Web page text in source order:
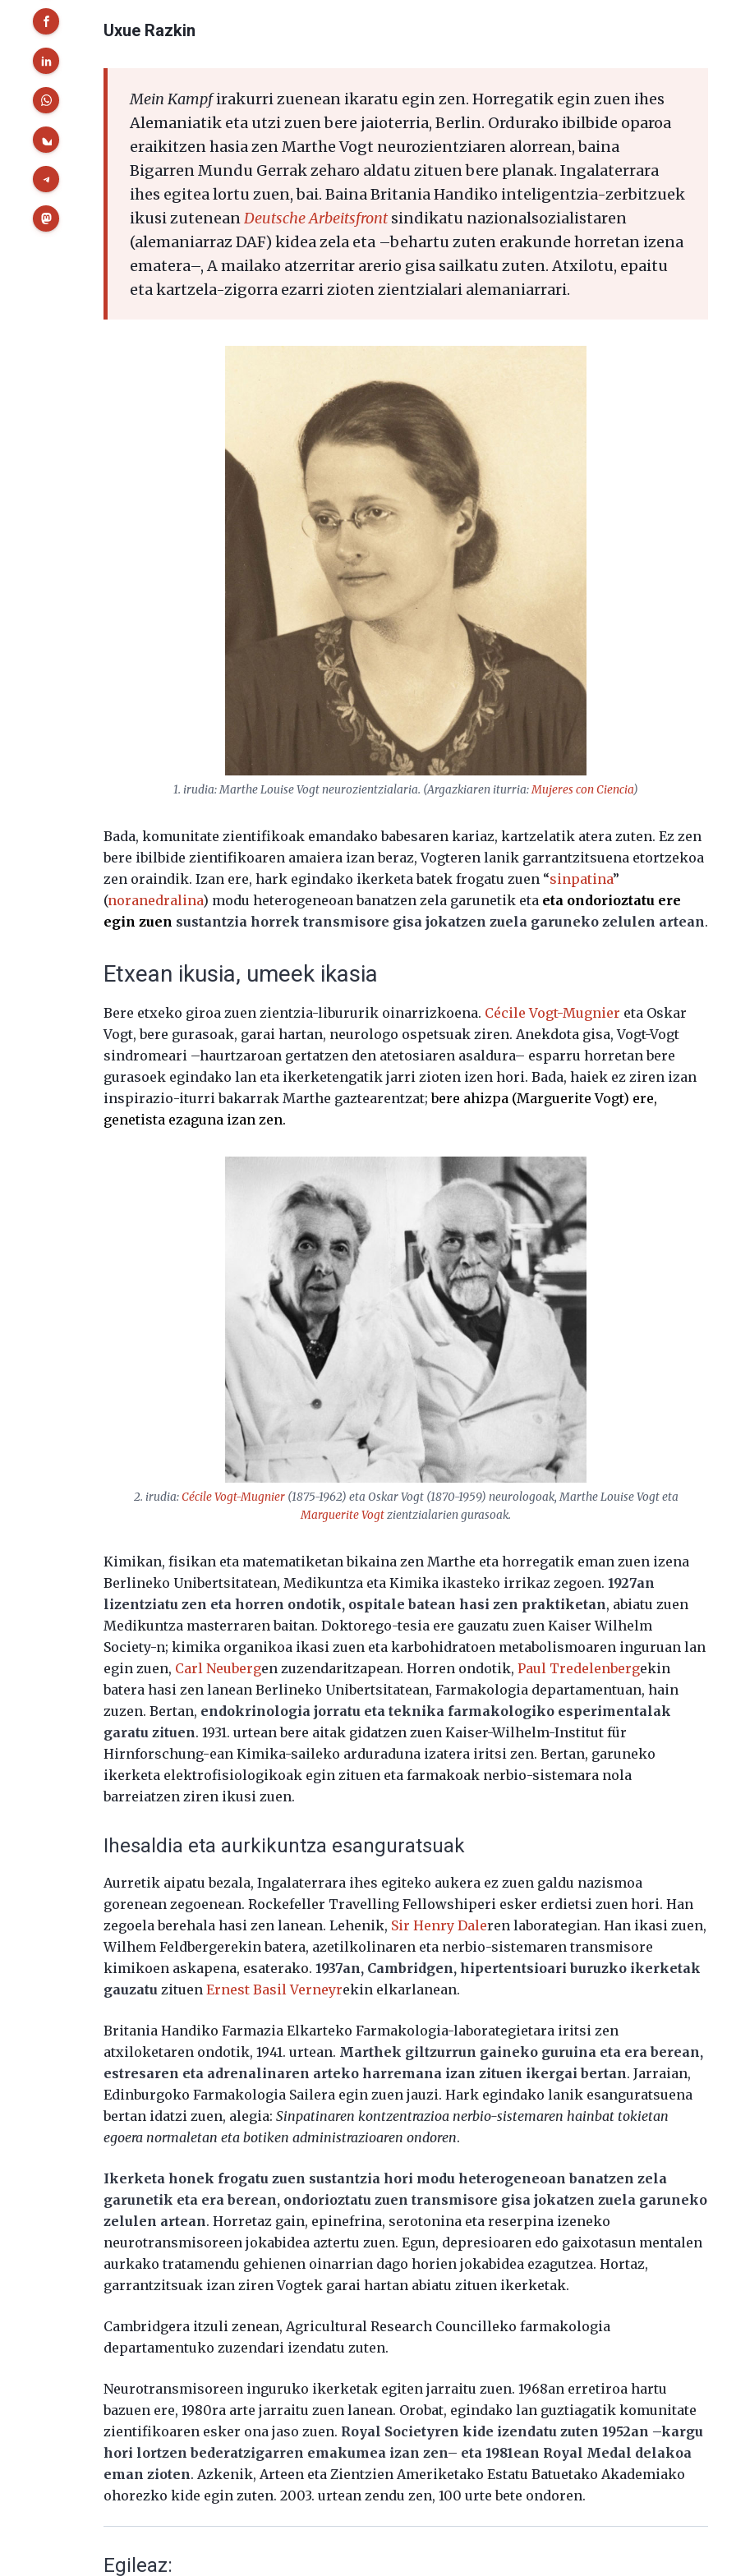
Uxue Razkin
Mein Kampfirakurri zuenean ikaratu egin zen. Horregatik egin zuen ihes
Alemaniatik eta utzi zuen bere jaioterria, Berlin. Ordurako ibilbide oparoa
eraikitzen hasia zen Marthe Vogt neurozientziaren alorrean, baina
Bigarren Mundu Gerrak zeharo aldatu zituen bere planak. Ingalaterrara
ihes egitea lortu zuen, bai. Baina Britania Handiko inteligentzia-zerbitzuek
ikusi zutenean Deutsche Arbeitsfrontsindikatu nazionalsozialistaren
(alemaniarraz DAF) kidea zela eta –behartu zuten erakunde horretan izena
ematera–, A mailako atzerritar arerio gisa sailkatu zuten. Atxilotu, epaitu
eta kartzela-zigorra ezarri zioten zientzialari alemaniarrari.
1. irudia: Marthe Louise Vogt neurozientzialaria. (Argazkiaren iturria:Mujeres con Ciencia)
Bada, komunitate zientifikoak emandako babesaren kariaz, kartzelatik atera zuten. Ez zen
bere ibilbide zientifikoaren amaiera izan beraz, Vogteren lanik garrantzitsuena etortzekoa
zen oraindik. Izan ere, hark egindako ikerketa batek frogatu zuen “sinpatina”
(noranedralina) modu heterogeneoan banatzen zela garunetik eta eta ondorioztatu ere
egin zuen sustantzia horrek transmisore gisa jokatzen zuela garuneko zelulen artean.
Etxean ikusia, umeek ikasia
Bere etxeko giroa zuen zientzia-libururik oinarrizkoena. Cécile Vogt-Mugnier eta Oskar
Vogt, bere gurasoak, garai hartan, neurologo ospetsuak ziren. Anekdota gisa, Vogt-Vogt
sindromeari –haurtzaroan gertatzen den atetosiaren asaldura– esparru horretan bere
gurasoek egindako lan eta ikerketengatik jarri zioten izen hori. Bada, haiek ez ziren izan
inspirazio-iturri bakarrak Marthe gaztearentzat;bere ahizpa (Marguerite Vogt) ere,
genetista ezaguna izan zen.
2. irudia:Cécile Vogt-Mugnier(1875-1962) eta Oskar Vogt (1870-1959) neurologoak, Marthe Louise Vogt eta
Marguerite Vogtzientzialarien gurasoak.
Kimikan, fisikan eta matematiketan bikaina zen Marthe eta horregatik eman zuen izena
Berlineko Unibertsitatean, Medikuntza eta Kimika ikasteko irrikaz zegoen.1927an
lizentziatu zen eta horren ondotik, ospitale batean hasi zen praktiketan, abiatu zuen
Medikuntza masterraren baitan. Doktorego-tesia ere gauzatu zuen Kaiser Wilhelm
Society-n; kimika organikoa ikasi zuen eta karbohidratoen metabolismoaren inguruan lan
egin zuen, Carl Neubergen zuzendaritzapean. Horren ondotik,Paul Tredelenbergekin
batera hasi zen lanean Berlineko Unibertsitatean, Farmakologia departamentuan, hain
zuzen. Bertan, endokrinologia jorratu eta teknika farmakologiko esperimentalak
garatu zituen. 1931. urtean bere aitak gidatzen zuen Kaiser-Wilhelm-Institut für
Hirnforschung-ean Kimika-saileko arduraduna izatera iritsi zen. Bertan, garuneko
ikerketa elektrofisiologikoak egin zituen eta farmakoak nerbio-sistemara nola
barreiatzen ziren ikusi zuen.
Ihesaldia eta aurkikuntza esanguratsuak
Aurretik aipatu bezala, Ingalaterrara ihes egiteko aukera ez zuen galdu nazismoa
gorenean zegoenean. Rockefeller Travelling Fellowshiperi esker erdietsi zuen hori. Han
zegoela berehala hasi zen lanean. Lehenik, Sir Henry Daleren laborategian. Han ikasi zuen,
Wilhem Feldbergerekin batera, azetilkolinaren eta nerbio-sistemaren transmisore
kimikoen askapena, esaterako.1937an, Cambridgen, hipertentsioari buruzko ikerketak
gauzatuzituenErnest Basil Verneyrekin elkarlanean.
Britania Handiko Farmazia Elkarteko Farmakologia-laborategietara iritsi zen
atxiloketaren ondotik, 1941. urtean. Marthek giltzurrun gaineko guruina eta era berean,
estresaren eta adrenalinaren arteko harremana izan zituen ikergai bertan. Jarraian,
Edinburgoko Farmakologia Sailera egin zuen jauzi. Hark egindako lanik esanguratsuena
bertan idatzi zuen, alegia:Sinpatinaren kontzentrazioa nerbio-sistemaren hainbat tokietan
egoera normaletan eta botiken administrazioaren ondoren.
Ikerketa honek frogatu zuen sustantzia hori modu heterogeneoan banatzen zela
garunetik eta era berean, ondorioztatu zuen transmisore gisa jokatzen zuela garuneko
zelulen artean. Horretaz gain, epinefrina, serotonina eta reserpina izeneko
neurotransmisoreen jokabidea aztertu zuen. Egun, depresioaren edo gaixotasun mentalen
aurkako tratamendu gehienen oinarrian dago horien jokabidea ezagutzea. Hortaz,
garrantzitsuak izan ziren Vogtek garai hartan abiatu zituen ikerketak.
Cambridgera itzuli zenean, Agricultural Research Councilleko farmakologia
departamentuko zuzendari izendatu zuten.
Neurotransmisoreen inguruko ikerketak egiten jarraitu zuen. 1968an erretiroa hartu
bazuen ere, 1980ra arte jarraitu zuen lanean. Orobat, egindako lan guztiagatik komunitate
zientifikoaren esker ona jaso zuen. Royal Societyren kide izendatu zuten 1952an –kargu
hori lortzen bederatzigarren emakumea izan zen– eta 1981ean Royal Medal delakoa
eman zioten. Azkenik, Arteen eta Zientzien Ameriketako Estatu Batuetako Akademiako
ohorezko kide egin zuten. 2003. urtean zendu zen, 100 urte bete ondoren.
Egileaz: